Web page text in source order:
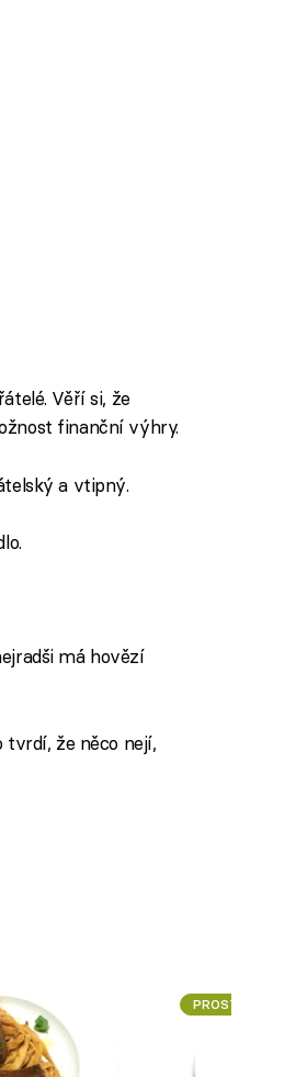
Věří si, že
finanční výhry.
a vtipný.
má hovězí
tvrdí, že něco nejí,
PROSTŘENO!